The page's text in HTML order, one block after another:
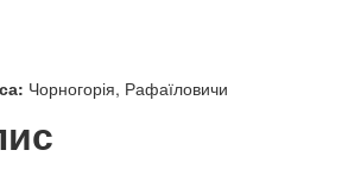
Чорногорія, Рафаїловичи